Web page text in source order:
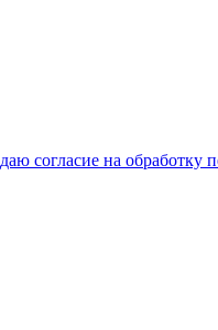
даю согласие на обработку